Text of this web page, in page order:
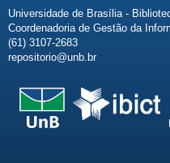
Universidade de Brasília -
Coordenadoria de Gestão da
(61) 3107-2683
repositorio@unb.br